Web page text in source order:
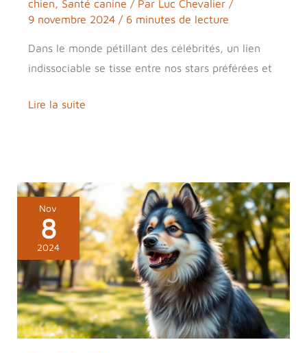
chien, Santé canine / Par Luc Chevalier /
9 novembre 2024/ 6 minutes de lecture
Dans le monde pétillant des célébrités, un lien
indissociable se tisse entre nos stars préférées et
Lire la suite
Nov
8
2024
Bobtail
caractéristiques
conseils
pour
l’éducation